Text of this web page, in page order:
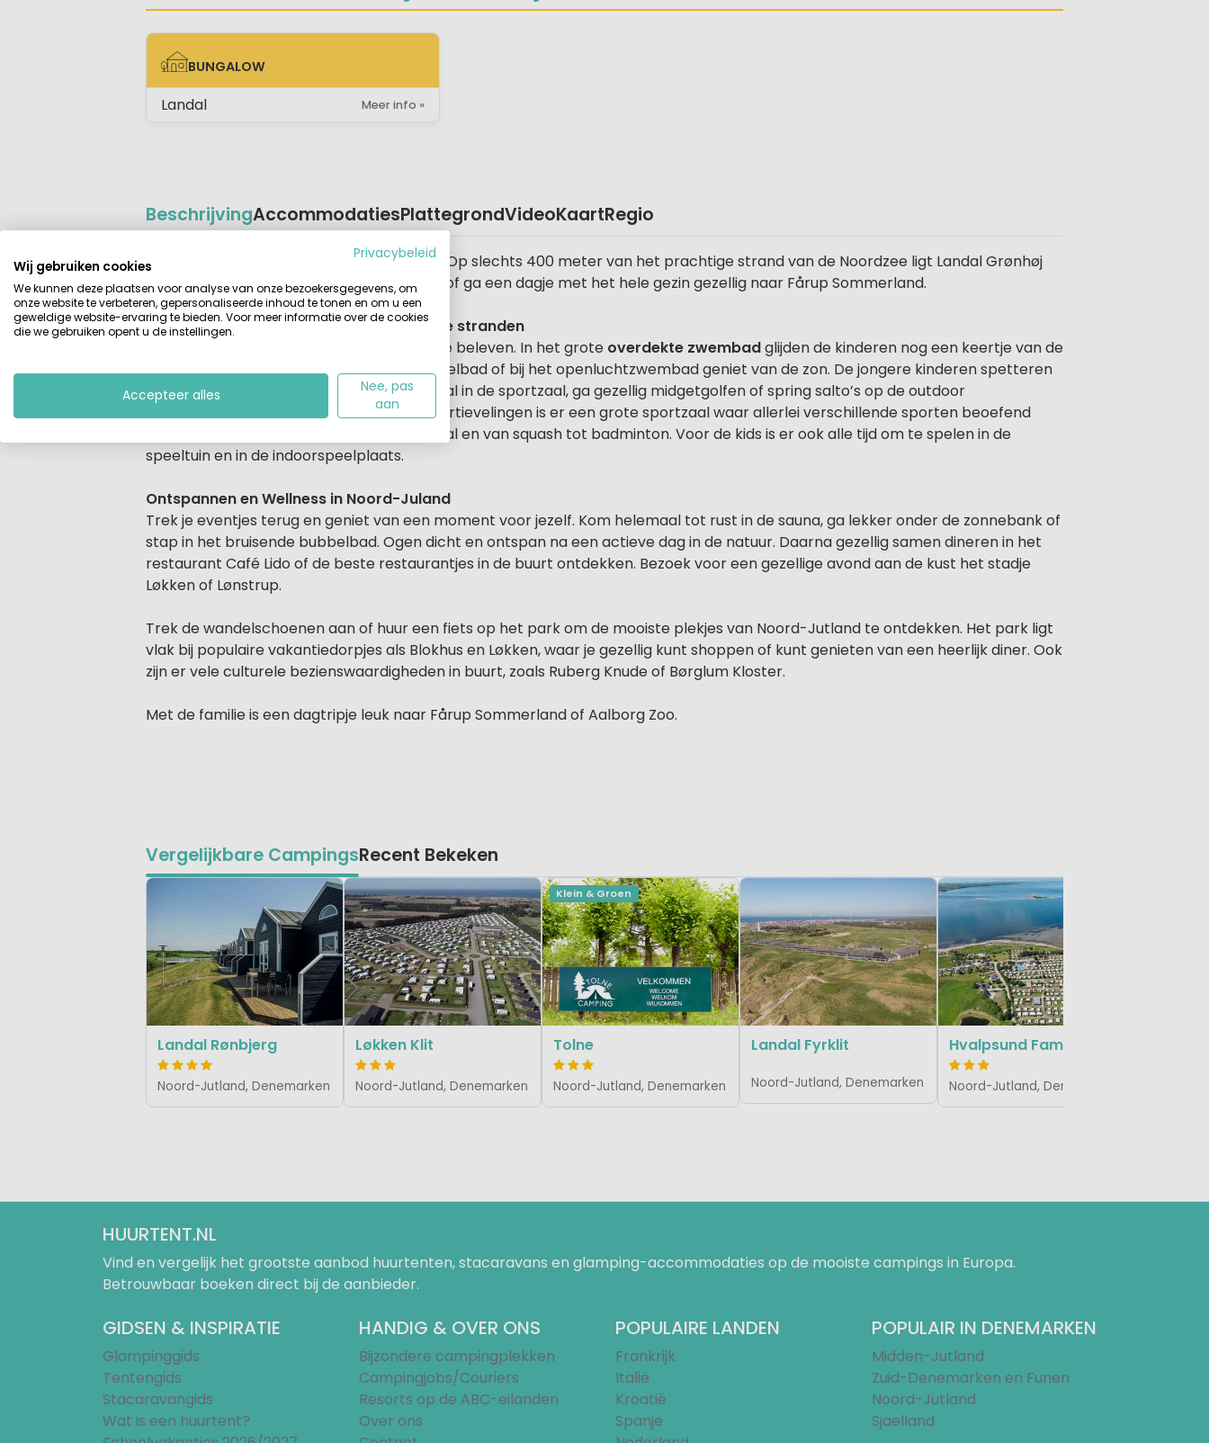
BUNGALOW
BUNGALOW
Landal Meer info »
BeschrijvingAccommodatiesPlattegrondVideoKaartRegio
Beschrijving
Ben je toe aan een echte strandvakantie? Op slechts 400 meter van het prachtige strand van de Noordzee ligt Landal Grønhøj
Strand. Wandel langs de bruisende golven of ga een dagje met het hele gezin gezellig naar Fårup Sommerland.
Kindvriendelijk vakantiepark, uitgestrekte stranden
Op het park zelf is ook zoveel te doen en te beleven. In het grote overdekte zwembadglijden de kinderen nog een keertje van de
glijbaan, terwijl je zelf ontspant in het bubbelbad of bij het openluchtzwembad geniet van de zon. De jongere kinderen spetteren
in het peuterbad. Speel een potje basketbal in de sportzaal, ga gezellig midgetgolfen of spring salto’s op de outdoor
springkussens en trampolines. Voor de sportievelingen is er een grote sportzaal waar allerlei verschillende sporten beoefend
kunnen worden. Van basketbal tot volleybal en van squash tot badminton. Voor de kids is er ook alle tijd om te spelen in de
speeltuin en in de indoorspeelplaats.
Ontspannen en Wellness in Noord-Juland
Trek je eventjes terug en geniet van een moment voor jezelf. Kom helemaal tot rust in de sauna, ga lekker onder de zonnebank of
stap in het bruisende bubbelbad. Ogen dicht en ontspan na een actieve dag in de natuur. Daarna gezellig samen dineren in het
restaurant Café Lido of de beste restaurantjes in de buurt ontdekken. Bezoek voor een gezellige avond aan de kust het stadje
Løkken of Lønstrup.
Trek de wandelschoenen aan of huur een fiets op het park om de mooiste plekjes van Noord-Jutland te ontdekken. Het park ligt
vlak bij populaire vakantiedorpjes als Blokhus en Løkken, waar je gezellig kunt shoppen of kunt genieten van een heerlijk diner. Ook
zijn er vele culturele bezienswaardigheden in buurt, zoals Ruberg Knude of Børglum Kloster.
Met de familie is een dagtripje leuk naar Fårup Sommerland of Aalborg Zoo.
Vergelijkbare CampingsRecent Bekeken
Landal Rønbjerg
Noord-Jutland, Denemarken
Løkken Klit
Noord-Jutland, Denemarken
Klein & Groen
Tolne
Noord-Jutland, Denemarken
Landal Fyrklit
Noord-Jutland, Denemarken Noord-Jutland, Denemarken
HUURTENT.NL
Vind en vergelijk het grootste aanbod huurtenten, stacaravans en glamping-accommodaties op de mooiste campings in Europa.
Betrouwbaar boeken direct bij de aanbieder.
GIDSEN & INSPIRATIE
Glampinggids
Tentengids
Stacaravangids
Wat is een huurtent?
HANDIG & OVER ONS
Bijzondere campingplekken
Campingjobs/Couriers
Resorts op de ABC-eilanden
Over ons
POPULAIRE LANDEN
Frankrijk
Italië
Kroatië
Spanje
POPULAIR IN DENEMARKEN
Midden-Jutland
Zuid-Denemarken en Funen
Noord-Jutland
Sjaelland
Privacybeleid
Wij gebruiken cookies
We kunnen deze plaatsen voor analyse van onze bezoekersgegevens, om
onze website te verbeteren, gepersonaliseerde inhoud te tonen en om u een
geweldige website-ervaring te bieden. Voor meer informatie over de cookies
die we gebruiken opent u de instellingen.
Accepteer alles
Nee, pas
aan